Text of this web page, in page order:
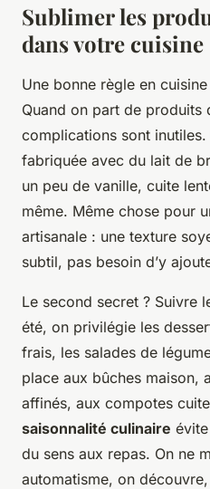
Sublimer les
dans votre cuisine
Une bonne règle en
Quand on part de produits
complications sont
fabriquée avec du lait de
un peu de vanille, cuite
même. Même chose pour
artisanale : une texture
subtil, pas besoin d’y
Le second secret ? Suivre
été, on privilégie les
frais, les salades de
place aux bûches maison,
affinés, aux compotes
saisonnalité culinaire
du sens aux repas. On ne
automatisme, on